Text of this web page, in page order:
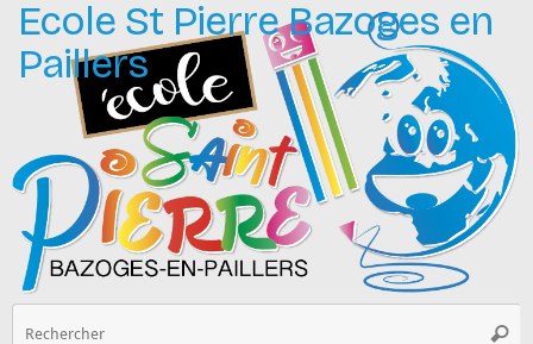
Passer
contenu
Ecole St Pierre Bazoges en
Paillers